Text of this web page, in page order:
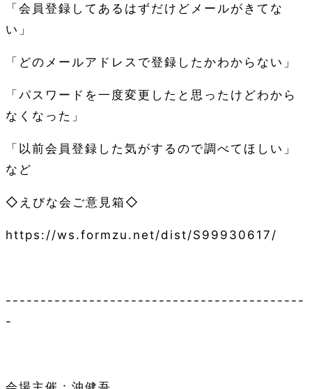
「会員登録してあるはずだけどメールがきてな
い」
「どのメールアドレスで登録したかわからない」
「パスワードを一度変更したと思ったけどわから
なくなった」
「以前会員登録した気がするので調べてほしい」
など
◇えびな会ご意見箱◇
https://ws.formzu.net/dist/S99930617/
-------------------------------------------
-